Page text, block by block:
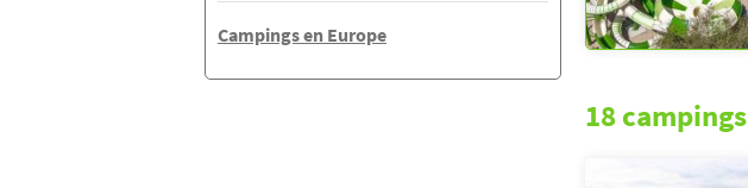
Campings en Europe
18 campings